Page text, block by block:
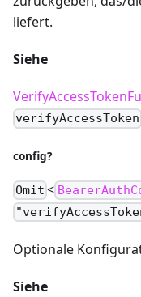
liefert.
Siehe
verifyAccessToken
config?
Omit <
Optionale
Siehe